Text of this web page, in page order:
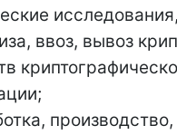
исследования,
ввоз, вывоз
производство,